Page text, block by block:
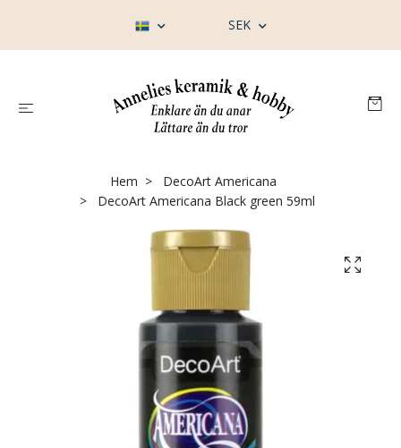
SEK
Hem
DecoArt Americana
DecoArt Americana Black green 59ml